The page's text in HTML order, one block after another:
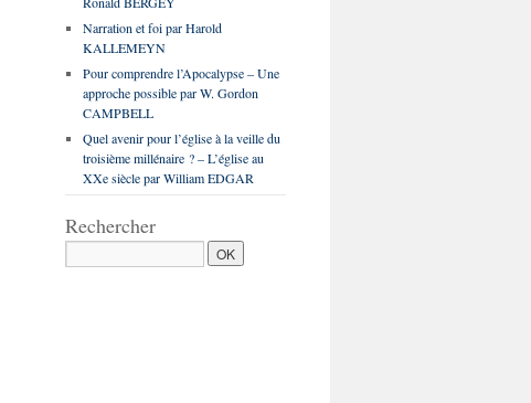
Narration et foi par Harold
KALLEMEYN
Pour comprendre l’Apocalypse – Une
approche possible par W. Gordon
CAMPBELL
Quel avenir pour l’église à la veille du
troisième millénaire ? – L’église au
XXe siècle par William EDGAR
Rechercher